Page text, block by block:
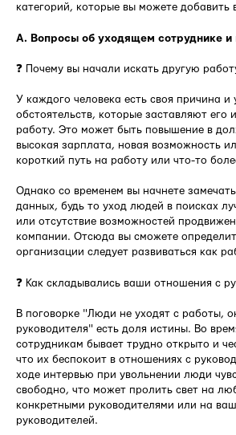
категорий, которые вы можете добавить
A. Вопросы об уходящем сотруднике и
❓ Почему вы начали искать другую
У каждого человека есть своя причина и
обстоятельств, которые заставляют его
работу. Это может быть повышение в
высокая зарплата, новая возможность
короткий путь на работу или что-то
Однако со временем вы начнете
данных, будь то уход людей в поисках
или отсутствие возможностей
компании. Отсюда вы сможете
организации следует развиваться как
❓ Как складывались ваши отношения с
В поговорке "Люди не уходят с работы,
руководителя" есть доля истины. Во
сотрудникам бывает трудно открыто и
что их беспокоит в отношениях с
ходе интервью при увольнении люди
свободно, что может пролить свет на
конкретными руководителями или на
руководителей.